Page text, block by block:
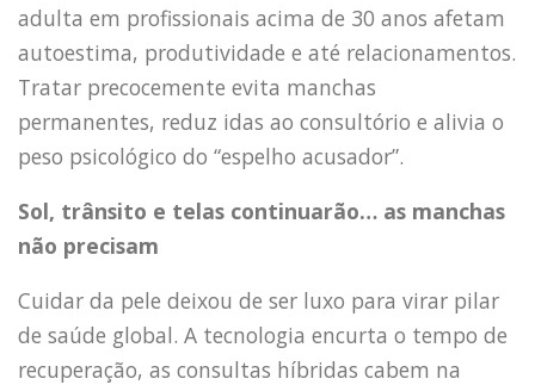
adulta em profissionais acima de 30 anos afetam
autoestima, produtividade e até relacionamentos.
Tratar precocemente evita manchas
permanentes, reduz idas ao consultório e alivia o
peso psicológico do “espelho acusador”.
Sol, trânsito e telas continuarão… as manchas
não precisam
Cuidar da pele deixou de ser luxo para virar pilar
de saúde global. A tecnologia encurta o tempo de
recuperação, as consultas híbridas cabem na